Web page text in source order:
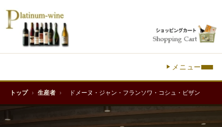
メニュー
トップ › 生産者 › ドメーヌ・ジャン・フランソワ・コシュ・ビザン